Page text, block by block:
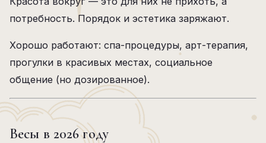
потребность. Порядок и эстетика заряжают.
Хорошо работают: спа-процедуры, арт-терапия,
прогулки в красивых местах, социальное
общение (но дозированное).
Весы в 2026 году